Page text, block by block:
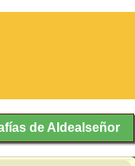
de Aldealseñor